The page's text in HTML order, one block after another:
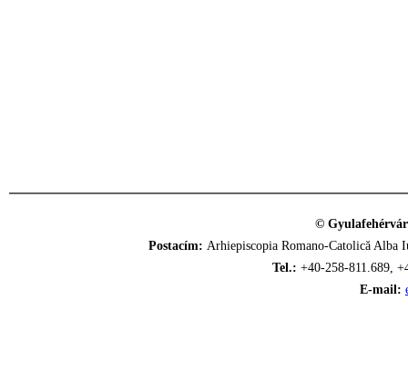
©
Postacím: Arhiepiscopia Romano-Catolică
Tel.: +40-258-811.689,
E-mail: